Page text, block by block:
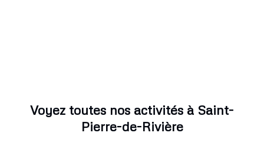
Voyez toutes nos activités à Saint-
Pierre-de-Rivière